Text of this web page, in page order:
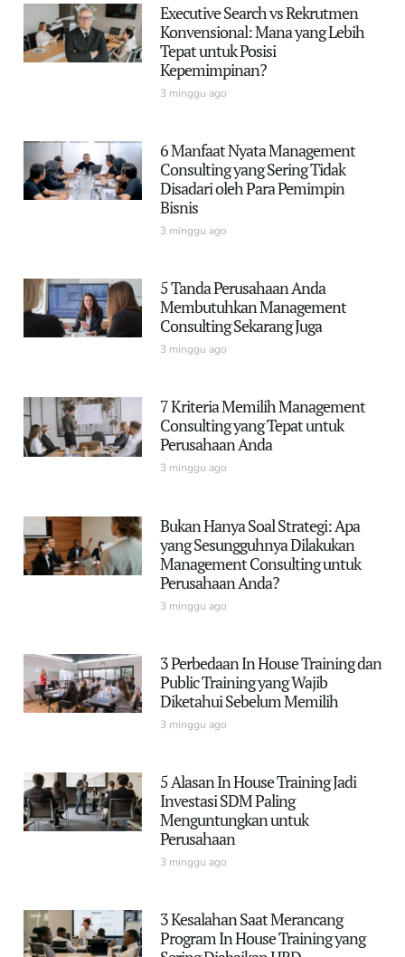
Executive Search vs Rekrutmen
Konvensional: Mana yang Lebih
Tepat untuk Posisi
Kepemimpinan?
3 minggu ago
6 Manfaat Nyata Management
Consulting yang Sering Tidak
Disadari oleh Para Pemimpin
Bisnis
3 minggu ago
5 Tanda Perusahaan Anda
Membutuhkan Management
Consulting Sekarang Juga
3 minggu ago
7 Kriteria Memilih Management
Consulting yang Tepat untuk
Perusahaan Anda
3 minggu ago
Bukan Hanya Soal Strategi: Apa
yang Sesungguhnya Dilakukan
Management Consulting untuk
Perusahaan Anda?
3 minggu ago
3 Perbedaan In House Training dan
Public Training yang Wajib
Diketahui Sebelum Memilih
3 minggu ago
5 Alasan In House Training Jadi
Investasi SDM Paling
Menguntungkan untuk
Perusahaan
3 minggu ago
3 Kesalahan Saat Merancang
Program In House Training yang